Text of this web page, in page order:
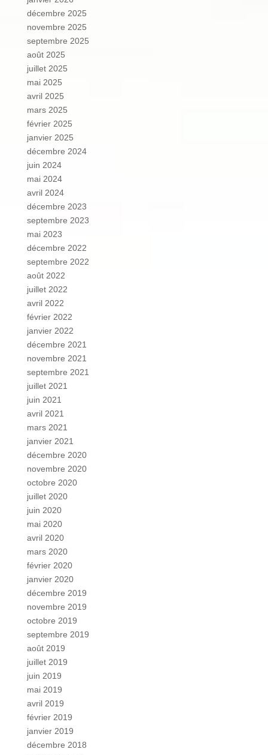
décembre 2025
novembre 2025
septembre 2025
août 2025
juillet 2025
mai 2025
avril 2025
mars 2025
février 2025
janvier 2025
décembre 2024
juin 2024
mai 2024
avril 2024
décembre 2023
septembre 2023
mai 2023
décembre 2022
septembre 2022
août 2022
juillet 2022
avril 2022
février 2022
janvier 2022
décembre 2021
novembre 2021
septembre 2021
juillet 2021
juin 2021
avril 2021
mars 2021
janvier 2021
décembre 2020
novembre 2020
octobre 2020
juillet 2020
juin 2020
mai 2020
avril 2020
mars 2020
février 2020
janvier 2020
décembre 2019
novembre 2019
octobre 2019
septembre 2019
août 2019
juillet 2019
juin 2019
mai 2019
avril 2019
février 2019
janvier 2019
décembre 2018